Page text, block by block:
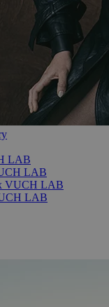
LAB
LAB
VUCH LAB
LAB